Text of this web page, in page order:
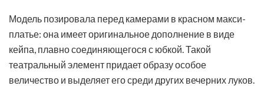
Модель позировала перед камерами в красном макси-
платье: она имеет оригинальное дополнение в виде
кейпа, плавно соединяющегося с юбкой. Такой
театральный элемент придает образу особое
величество и выделяет его среди других вечерних луков.